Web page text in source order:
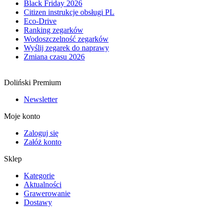
Black Friday 2026
Citizen instrukcje obsługi PL
Eco-Drive
Ranking zegarków
Wodoszczelność zegarków
Wyślij zegarek do naprawy
Zmiana czasu 2026
Doliński Premium
Newsletter
Moje konto
Zaloguj się
Załóż konto
Sklep
Kategorie
Aktualności
Grawerowanie
Dostawy